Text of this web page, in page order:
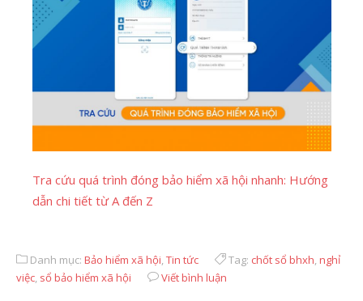
Tra cứu quá trình đóng bảo hiểm xã hội nhanh: Hướng
dẫn chi tiết từ A đến Z
Danh mục: Bảo hiểm xã hội,Tin tức Tag: chốt sổ bhxh,nghỉ
việc, sổ bảo hiểm xã hội Viết bình luận